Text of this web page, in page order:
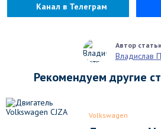
Канал в Телеграм
Владислав
Рекомендуем другие
Volkswagen